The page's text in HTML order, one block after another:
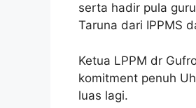
serta hadir pula
Taruna dari IPPMS
Ketua LPPM dr
komitment penuh
luas lagi.